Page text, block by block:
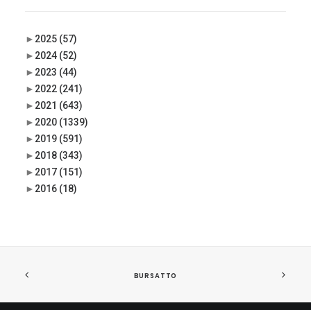
► 2025 (57)
► 2024 (52)
► 2023 (44)
► 2022 (241)
► 2021 (643)
► 2020 (1339)
► 2019 (591)
► 2018 (343)
► 2017 (151)
► 2016 (18)
BURSATTO